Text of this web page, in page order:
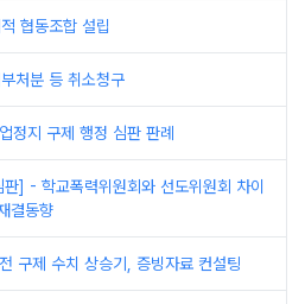
협동조합 설립
처분 등 취소청구
정지 구제 행정 심판 판례
] - 학교폭력위원회와 선도위원회 차이
결동향
구제 수치 상승기, 증빙자료 컨설팅